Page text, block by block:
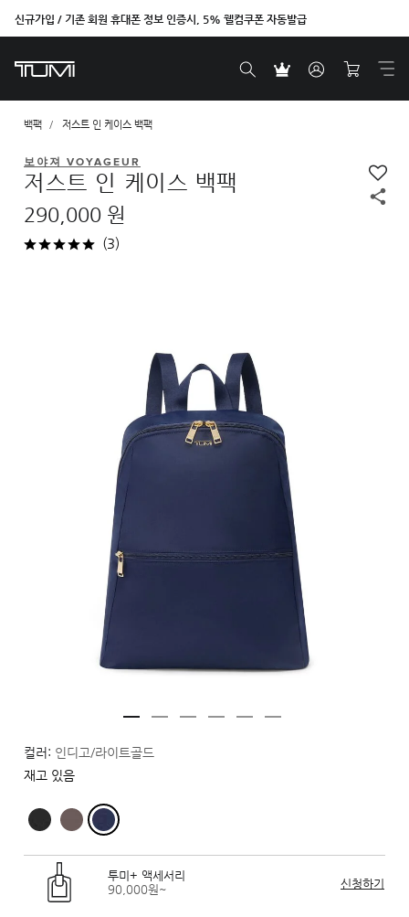
신규가입 / 기존 회원 휴대폰 정보 인증시, 5% 웰컴쿠폰 자동발급
벤트라 컬렉션을 온라인에서만 단독으로 만나보세요.
백팩 저스트 인 케이스 백팩
보야져 VOYAGEUR
저스트 인 케이스 백팩
290,000 원
(3)
컬러: 인디고/라이트골드
재고 있음
투미+ 액세서리
90,000원~
신청하기